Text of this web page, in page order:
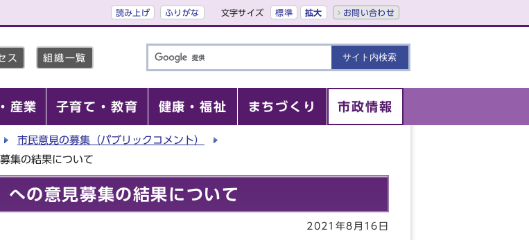
読み上げ ふりがな 文字サイズ 標準 拡大 お問い合わせ
ス 組織一覧
産業 子育て・教育 健康・福祉 まちづくり 市政情報
市民意見の募集（パブリックコメント）
集の結果について
の意見募集の結果について
2021年8月16日